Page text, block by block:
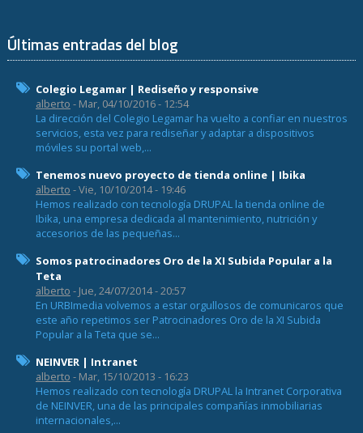
Últimas entradas del blog
Colegio Legamar | Rediseño y responsive
alberto - Mar, 04/10/2016 - 12:54
La dirección del Colegio Legamar ha vuelto a confiar en nuestros
servicios, esta vez para rediseñar y adaptar a dispositivos
móviles su portal web,...
Tenemos nuevo proyecto de tienda online | Ibika
alberto - Vie, 10/10/2014 - 19:46
Hemos realizado con tecnología DRUPAL la tienda online de
Ibika, una empresa dedicada al mantenimiento, nutrición y
accesorios de las pequeñas...
Somos patrocinadores Oro de la XI Subida Popular a la
Teta
alberto - Jue, 24/07/2014 - 20:57
En URBImedia volvemos a estar orgullosos de comunicaros que
este año repetimos ser Patrocinadores Oro de la XI Subida
Popular a la Teta que se...
NEINVER | Intranet
alberto - Mar, 15/10/2013 - 16:23
Hemos realizado con tecnología DRUPAL la Intranet Corporativa
de NEINVER, una de las principales compañías inmobiliarias
internacionales,...